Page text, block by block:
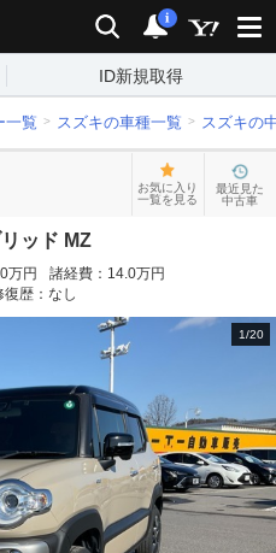
検索 通知
i
ID新規取得
一覧 スズキの車種一覧 スズキの
お気に入り
一覧を見る
最近見た
中古車
ッド MZ
万円 諸経費： 14.0万円
復歴： なし
1/20